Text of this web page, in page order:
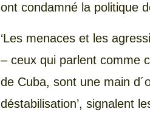
ont condamné la politique
‘Les menaces et les
– ceux qui parlent comme
de Cuba, sont une main
déstabilisation’, signalent